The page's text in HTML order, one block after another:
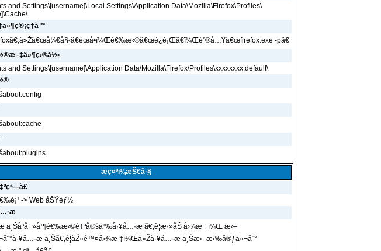
and Settings\[username]\Local Settings\Application Data\Mozilla\Firefox\Profiles\
-pâ€
and Settings\[username]\Application Data\Mozilla\Firefox\Profiles\xxxxxxxx.default\
æç¤ºï¼æŠ€å·§
-> Web åŠŸèƒ½

ä¸Šå³å‡»å¹¶é€‰æ‹©è‡ªå®šä¹‰å·¥å…·æ ã€‚è¦æ·»åŠ å›¾æ ‡ï¼Œ æ‹–
ä¸Šã€‚è¦åŽ»é™¤å›¾æ ‡ï¼Œä»Žå·¥å…·æ ä¸Šæ‹–æ‹‰å®ƒä»¬åˆ°